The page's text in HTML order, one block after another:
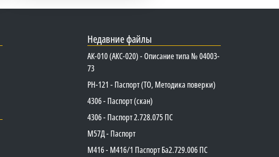
Недавние файлы
АК-010 (АКС-020) - Описание типа № 04003-
73
PH-121 - Паспорт (ТО, Методика поверки)
4306 - Паспорт (скан)
4306 - Паспорт 2.728.075 ПС
М57Д - Паспорт
М416 - М416/1 Паспорт Ба2.729.006 ПС